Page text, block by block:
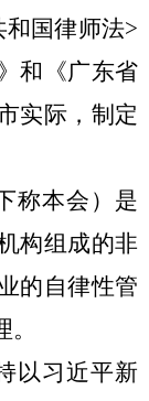
和国律师法>
和《广东省
实际，制定
称本会）是
构组成的非
的自律性管
以习近平新